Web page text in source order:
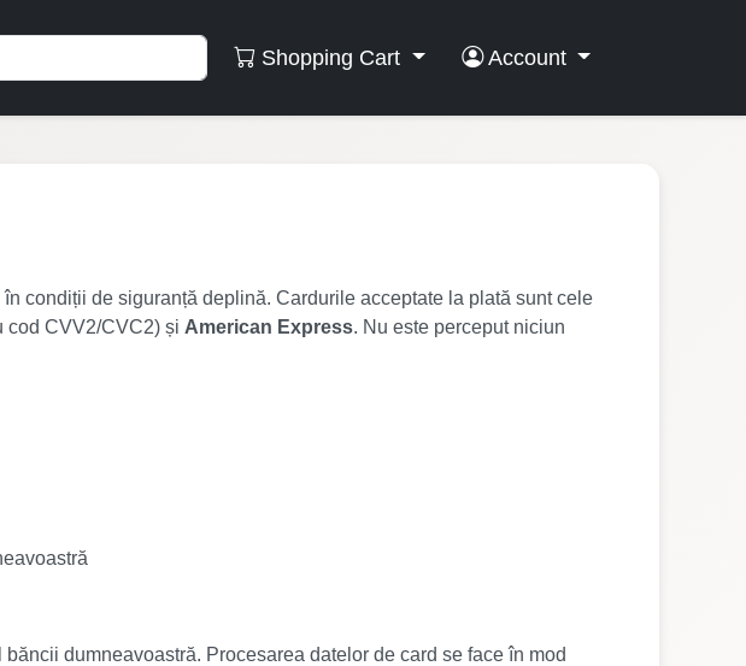
Shopping Cart Account
condiții de siguranță deplină. Cardurile acceptate la plată sunt cele
cod CVV2/CVC2) și American Express. Nu este perceput niciun
dumneavoastră. Procesarea datelor de card se face în mod